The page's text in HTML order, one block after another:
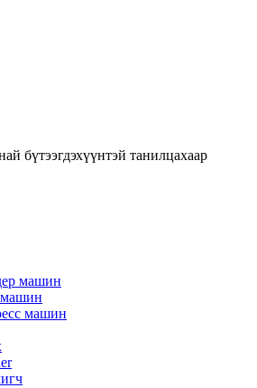
бүтээгдэхүүнтэй танилцахаар
машин
машин
машин